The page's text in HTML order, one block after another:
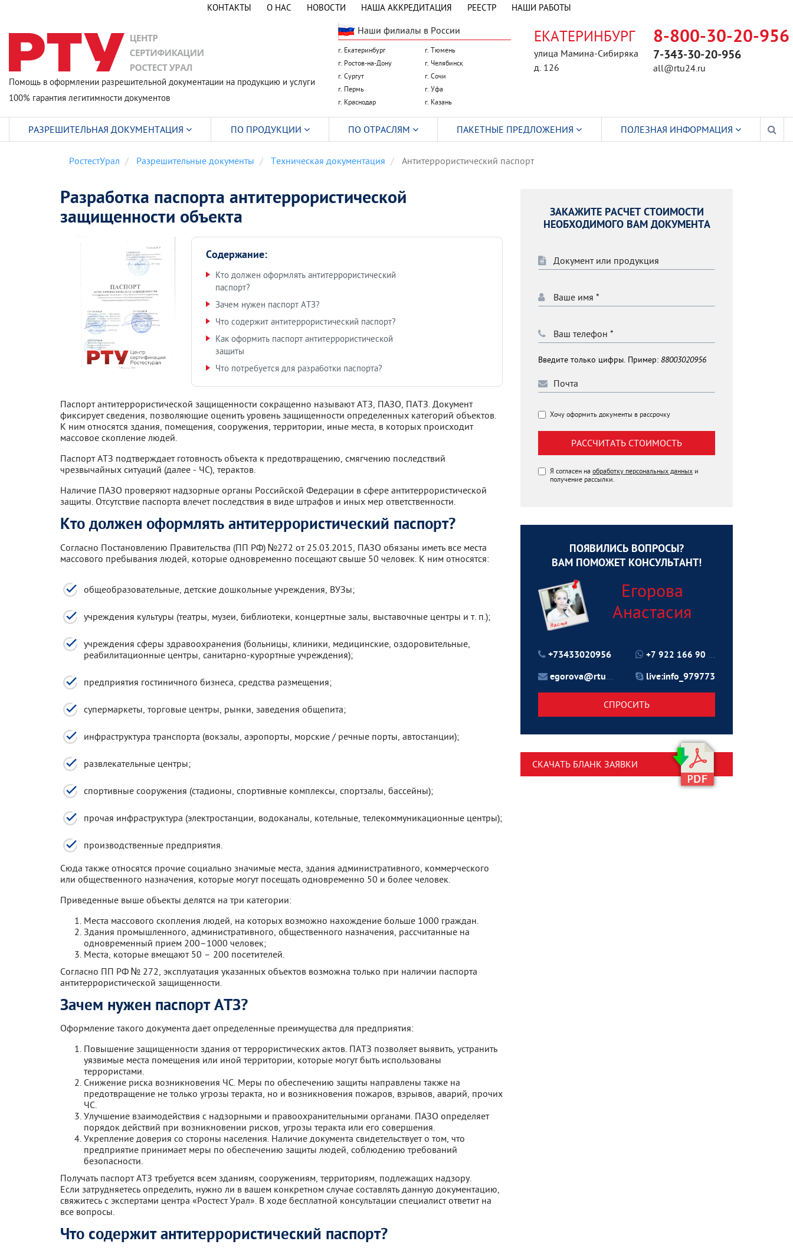
КОНТАКТЫ О НАС НОВОСТИ НАША АККРЕДИТАЦИЯ РЕЕСТР НАШИ РАБОТЫ
Помощь в оформлении разрешительной документации на продукцию и услуги
100% гарантия легитимности документов
Наши филиалы в России
г. Екатеринбург
г. Тюмень
г. Ростов-на-Дону
г. Челябинск
г. Сургут
г. Сочи
г. Пермь
г. Уфа
г. Краснодар
г. Казань
ЕКАТЕРИНБУРГ
улица Мамина-Сибиряка
д. 126
8-800-30-20-956
7-343-30-20-956
all@rtu24.ru
РостестУрал Разрешительные документы Техническая документация Антитеррористический паспорт
Разработка паспорта антитеррористической
защищенности объекта
Содержание:
Кто должен оформлять антитеррористический
паспорт?
Зачем нужен паспорт АТЗ?
Что содержит антитеррористический паспорт?
Как оформить паспорт антитеррористической
защиты
Что потребуется для разработки паспорта?
Паспорт антитеррористической защищенности сокращенно называют АТЗ, ПАЗО, ПАТЗ. Документ
фиксирует сведения, позволяющие оценить уровень защищенности определенных категорий объектов.
К ним относятся здания, помещения, сооружения, территории, иные места, в которых происходит
массовое скопление людей.
Паспорт АТЗ подтверждает готовность объекта к предотвращению, смягчению последствий
чрезвычайных ситуаций (далее - ЧС), терактов.
Наличие ПАЗО проверяют надзорные органы Российской Федерации в сфере антитеррористической
защиты. Отсутствие паспорта влечет последствия в виде штрафов и иных мер ответственности.
Кто должен оформлять антитеррористический паспорт?
Согласно Постановлению Правительства (ПП РФ) №272 от 25.03.2015, ПАЗО обязаны иметь все места
массового пребывания людей, которые одновременно посещают свыше 50 человек. К ним относятся:
общеобразовательные, детские дошкольные учреждения, ВУЗы;
учреждения культуры (театры, музеи, библиотеки, концертные залы, выставочные центры и т. п.);
учреждения сферы здравоохранения (больницы, клиники, медицинские, оздоровительные,
реабилитационные центры, санитарно-курортные учреждения);
предприятия гостиничного бизнеса, средства размещения;
супермаркеты, торговые центры, рынки, заведения общепита;
инфраструктура транспорта (вокзалы, аэропорты, морские / речные порты, автостанции);
развлекательные центры;
спортивные сооружения (стадионы, спортивные комплексы, спортзалы, бассейны);
прочая инфраструктура (электростанции, водоканалы, котельные, телекоммуникационные центры);
производственные предприятия.
Сюда также относятся прочие социально значимые места, здания административного, коммерческого
или общественного назначения, которые могут посещать одновременно 50 и более человек.
Приведенные выше объекты делятся на три категории:
Места массового скопления людей, на которых возможно нахождение больше 1000 граждан.
Здания промышленного, административного, общественного назначения, рассчитанные на
одновременный прием 200–1000 человек;
Места, которые вмещают 50 – 200 посетителей.
Согласно ПП РФ № 272, эксплуатация указанных объектов возможна только при наличии паспорта
антитеррористической защищенности.
Зачем нужен паспорт АТЗ?
Оформление такого документа дает определенные преимущества для предприятия:
Повышение защищенности здания от террористических актов. ПАТЗ позволяет выявить, устранить
уязвимые места помещения или иной территории, которые могут быть использованы
террористами.
Снижение риска возникновения ЧС. Меры по обеспечению защиты направлены также на
предотвращение не только угрозы теракта, но и возникновения пожаров, взрывов, аварий, прочих
ЧС.
Улучшение взаимодействия с надзорными и правоохранительными органами. ПАЗО определяет
порядок действий при возникновении рисков, угрозы теракта или его совершения.
Укрепление доверия со стороны населения. Наличие документа свидетельствует о том, что
предприятие принимает меры по обеспечению защиты людей, соблюдению требований
безопасности.
Получать паспорт АТЗ требуется всем зданиям, сооружениям, территориям, подлежащих надзору.
Если затрудняетесь определить, нужно ли в вашем конкретном случае составлять данную документацию,
свяжитесь с экспертами центра «Ростест Урал». В ходе бесплатной консультации специалист ответит на
все вопросы.
Что содержит антитеррористический паспорт?
ЗАКАЖИТЕ РАСЧЕТ СТОИМОСТИ
НЕОБХОДИМОГО ВАМ ДОКУМЕНТА
Введите только цифры. Пример: 88003020956
Хочу оформить документы в рассрочку
РАССЧИТАТЬ СТОИМОСТЬ
Я согласен на обработку персональных данных и
получение рассылки.
ПОЯВИЛИСЬ ВОПРОСЫ?
ВАМ ПОМОЖЕТ КОНСУЛЬТАНТ!
Егорова
Анастасия
+73433020956
egorova@rtu24.ru
+7 922 166 90 70
live:info_979773
СПРОСИТЬ
СКАЧАТЬ БЛАНК ЗАЯВКИ
РАЗРЕШИТЕЛЬНАЯ ДОКУМЕНТАЦИЯ ПО ПРОДУКЦИИ ПО ОТРАСЛЯМ ПАКЕТНЫЕ ПРЕДЛОЖЕНИЯ ПОЛЕЗНАЯ ИНФОРМАЦИЯ